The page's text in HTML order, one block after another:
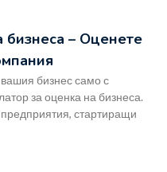
бизнеса – Оценете
вашия бизнес само с
за оценка на бизнеса.
стартиращи